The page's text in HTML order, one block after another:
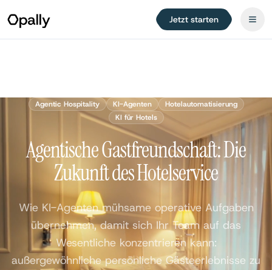
Jetzt starten
Agentic Hospitality KI-Agenten
Hotelautomatisierung
KI für Hotels
Agentische Gastfreundschaft: Die
Zukunft des Hotelservice
Wie KI-Agenten mühsame operative Aufgaben
übernehmen, damit sich Ihr Team auf das
Wesentliche konzentrieren kann:
außergewöhnliche persönliche Gästeerlebnisse zu